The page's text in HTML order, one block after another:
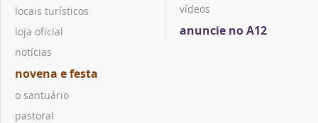
locais turísticos
loja oficial
notícias
novena e festa
o santuário
pastoral
vídeos
anuncie no A12